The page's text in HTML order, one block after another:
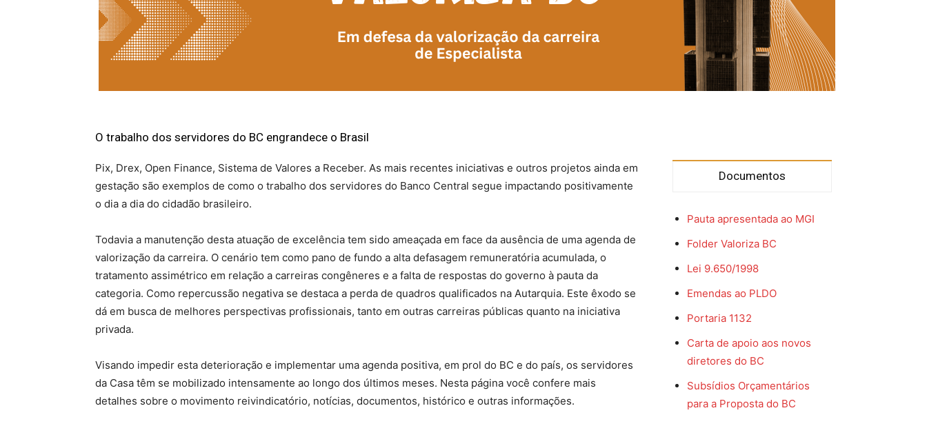
Nacional
dos
Funcionários
O trabalho dos servidores do BC engrandece o Brasil
Pix, Drex, Open Finance, Sistema de Valores a Receber. As mais recentes iniciativas e outros projetos ainda em
gestação são exemplos de como o trabalho dos servidores do Banco Central segue impactando positivamente
o dia a dia do cidadão brasileiro.
Todavia a manutenção desta atuação de excelência tem sido ameaçada em face da ausência de uma agenda de
valorização da carreira. O cenário tem como pano de fundo a alta defasagem remuneratória acumulada, o
tratamento assimétrico em relação a carreiras congêneres e a falta de respostas do governo à pauta da
categoria. Como repercussão negativa se destaca a perda de quadros qualificados na Autarquia. Este êxodo se
dá em busca de melhores perspectivas profissionais, tanto em outras carreiras públicas quanto na iniciativa
privada.
Visando impedir esta deterioração e implementar uma agenda positiva, em prol do BC e do país, os servidores
da Casa têm se mobilizado intensamente ao longo dos últimos meses. Nesta página você confere mais
detalhes sobre o movimento reivindicatório, notícias, documentos, histórico e outras informações.
Documentos
Pauta apresentada ao MGI
Folder Valoriza BC
Lei 9.650/1998
Emendas ao PLDO
Portaria 1132
Carta de apoio aos novos
diretores do BC
Subsídios Orçamentários
para a Proposta do BC